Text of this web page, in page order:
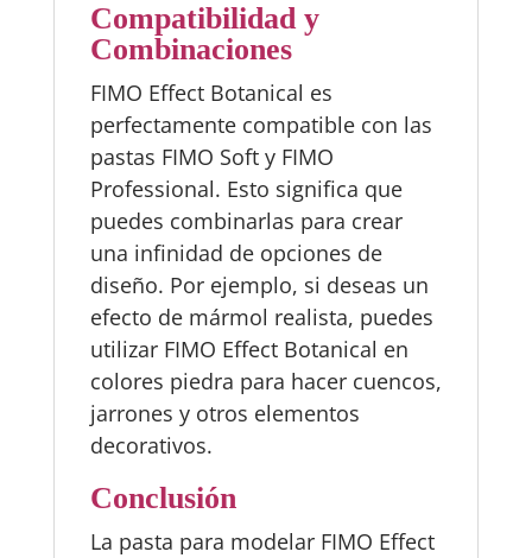
Compatibilidad y
Combinaciones
FIMO Effect Botanical es
perfectamente compatible con las
pastas FIMO Soft y FIMO
Professional. Esto significa que
puedes combinarlas para crear
una infinidad de opciones de
diseño. Por ejemplo, si deseas un
efecto de mármol realista, puedes
utilizar FIMO Effect Botanical en
colores piedra para hacer cuencos,
jarrones y otros elementos
decorativos.
Conclusión
La pasta para modelar FIMO Effect